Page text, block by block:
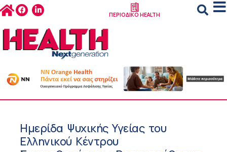
ΠΕΡΙΟΔΙΚΟ HEALTH
Ημερίδα Ψυχικής Υγείας του
Ελληνικού Κέντρου